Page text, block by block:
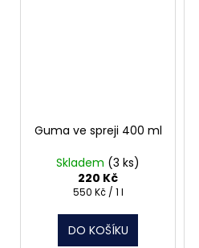
Guma ve spreji 400 ml
Skladem (3 ks)
220 Kč
Měrná
550 Kč / 1 l
DO KOŠÍKU